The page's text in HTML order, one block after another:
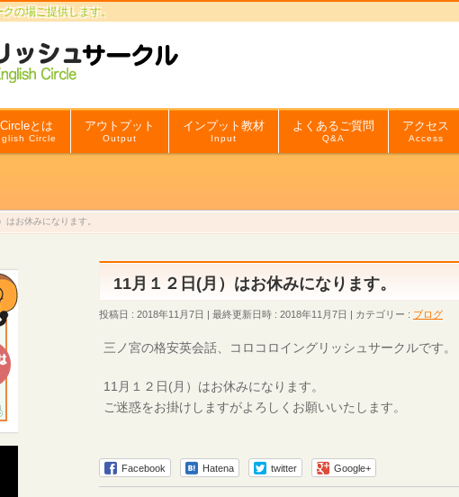
の場ご提供します。
とは
Circle
アウトプット
Output
インプット教材
Input
よくあるご質問
Q&A
アクセス
Access
はお休みになります。
11月１２日(月）はお休みになります。
投稿日 : 2018年11月7日 最終更新日時 : 2018年11月7日 カテゴリー : ブログ
三ノ宮の格安英会話、コロコロイングリッシュサークルです。
11月１２日(月）はお休みになります。
ご迷惑をお掛けしますがよろしくお願いいたします。
Facebook Hatena twitter Google+